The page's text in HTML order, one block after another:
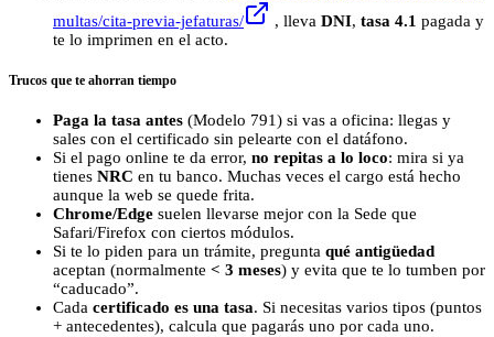
multas/cita-previa-jefaturas/
, lleva DNI, tasa 4.1 pagada y
te lo imprimen en el acto.
Trucos que te ahorran tiempo
Paga la tasa antes (Modelo 791) si vas a oficina: llegas y
sales con el certificado sin pelearte con el datáfono.
Si el pago online te da error, no repitas a lo loco: mira si ya
tienes NRC en tu banco. Muchas veces el cargo está hecho
aunque la web se quede frita.
Chrome/Edge suelen llevarse mejor con la Sede que
Safari/Firefox con ciertos módulos.
Si te lo piden para un trámite, pregunta qué antigüedad
aceptan (normalmente < 3 meses) y evita que te lo tumben por
“caducado”.
Cada certificado es una tasa. Si necesitas varios tipos (puntos
+ antecedentes), calcula que pagarás uno por cada uno.